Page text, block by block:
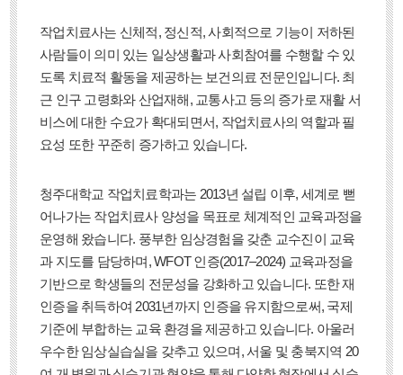
작업치료사는 신체적, 정신적, 사회적으로 기능이 저하된
사람들이 의미 있는 일상생활과 사회참여를 수행할 수 있
도록 치료적 활동을 제공하는 보건의료 전문인입니다. 최
근 인구 고령화와 산업재해, 교통사고 등의 증가로 재활 서
비스에 대한 수요가 확대되면서, 작업치료사의 역할과 필
요성 또한 꾸준히 증가하고 있습니다.
청주대학교 작업치료학과는 2013년 설립 이후, 세계로 뻗
어나가는 작업치료사 양성을 목표로 체계적인 교육과정을
운영해 왔습니다. 풍부한 임상경험을 갖춘 교수진이 교육
과 지도를 담당하며, WFOT 인증(2017–2024) 교육과정을
기반으로 학생들의 전문성을 강화하고 있습니다. 또한 재
인증을 취득하여 2031년까지 인증을 유지함으로써, 국제
기준에 부합하는 교육 환경을 제공하고 있습니다. 아울러
우수한 임상실습실을 갖추고 있으며, 서울 및 충북지역 20